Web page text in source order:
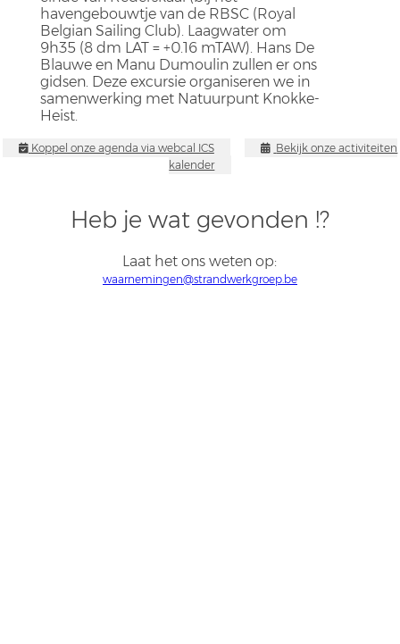
havengebouwtje van de RBSC (Royal
Belgian Sailing Club). Laagwater om
9h35 (8 dm LAT = +0.16 mTAW). Hans De
Blauwe en Manu Dumoulin zullen er ons
gidsen. Deze excursie organiseren we in
samenwerking met Natuurpunt Knokke-
Heist.
Koppel onze agenda via webcal ICS
Bekijk onze activiteiten
kalender
Heb je wat gevonden !?
Laat het ons weten op:
waarnemingen@strandwerkgroep.be